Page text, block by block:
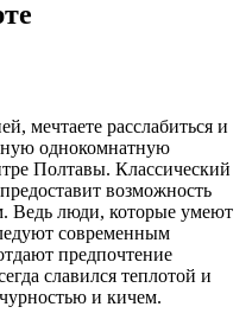
мечтаете расслабиться и
однокомнатную
Полтавы. Классический
возможность
Ведь люди, которые умеют
современным
предпочтение
славился теплотой и
и кичем.